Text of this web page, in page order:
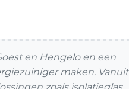
en Hengelo en een
maken. Vanuit